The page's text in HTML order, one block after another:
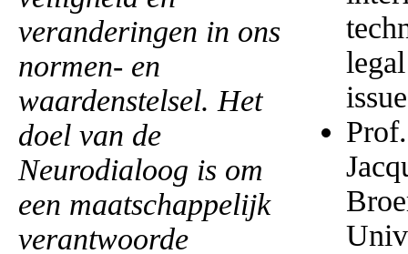
veranderingen in ons
normen- en
waardenstelsel. Het
doel van de
Neurodialoog is om
een maatschappelijk
verantwoorde